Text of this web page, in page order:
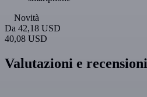
Novità
Da 42,18 USD
40,08 USD
Valutazioni e recensioni